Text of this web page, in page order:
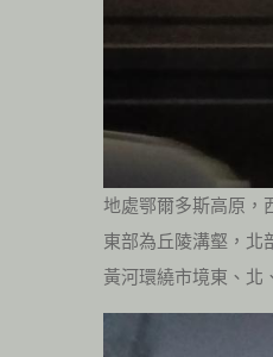
地處鄂爾多斯高原，
東部為丘陵溝壑，北
黃河環繞市境東、北